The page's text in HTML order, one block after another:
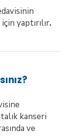
yaptırılır.
kanseri
ve